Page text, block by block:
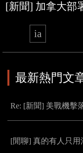
[新聞] 加拿大部
ia
最新熱門文
Re: [新聞] 美戰機擊
[閒聊] 真的有人只用